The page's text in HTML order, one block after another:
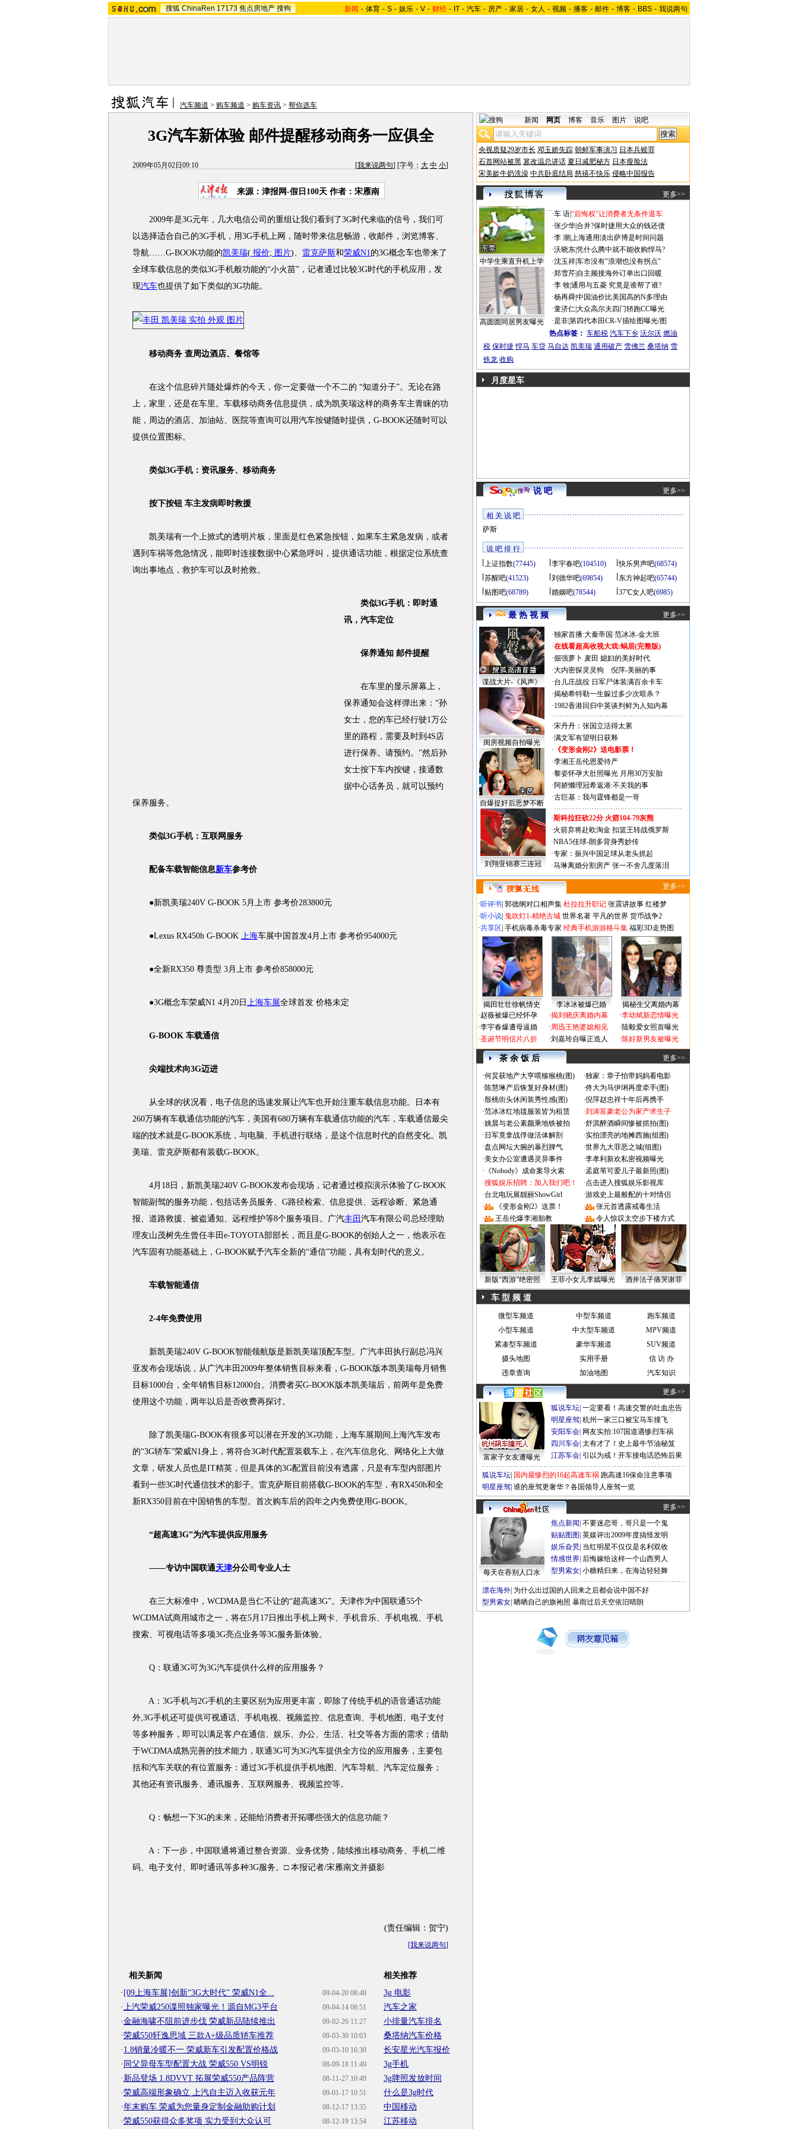
搜狐 ChinaRen 17173 焦点房地产 搜狗 新闻 - 体育 - S - 娱乐 - V - 财经 - IT - 汽车 - 房产 - 家居 - 女人 - 视频 - 播客 - 邮件 - 博客 - BBS - 我说两句
汽车频道 > 购车频道 > 购车资讯 > 帮你选车
3G汽车新体验 邮件提醒移动商务一应俱全
2009年05月02日09:10 [我来说两句] [字号： 大 中 小]
来源： 津报网-假日100天 作者：宋雁南
2009年是3G元年，几大电信公司的重组让我们看到了3G时代来临的信号，我们可
以选择适合自己的3G手机，用3G手机上网，随时带来信息畅游，收邮件，浏览博客、
导航……G-BOOK功能的凯美瑞( 报价; 图片)、 雷克萨斯和荣威N1的3G概念车也带来了
全球车载信息的类似3G手机般功能的“小火苗”，记者通过比较3G时代的手机应用，发
现汽车也提供了如下类似的3G功能。
移动商务 查周边酒店、餐馆等
在这个信息碎片随处爆炸的今天，你一定要做一个不二的 “知道分子”。无论在路
上，家里，还是在车里。车载移动商务信息提供，成为凯美瑞这样的商务车主青睐的功
能，周边的酒店、加油站、医院等查询可以用汽车按键随时提供，G-BOOK还随时可以
提供位置图标。
类似3G手机：资讯服务、移动商务
按下按钮 车主发病即时救援
凯美瑞有一个上掀式的透明片板，里面是红色紧急按钮，如果车主紧急发病，或者
遇到车祸等危急情况，能即时连接数据中心紧急呼叫，提供通话功能，根据定位系统查
询出事地点，救护车可以及时抢救。
类似3G手机：即时通
讯，汽车定位
保养通知 邮件提醒
在车里的显示屏幕上，
保养通知会这样弹出来：“孙
女士，您的车已经行驶1万公
里的路程，需要及时到4S店
进行保养。请预约。”然后孙
女士按下车内按键，接通数
据中心话务员，就可以预约
保养服务。
类似3G手机：互联网服务
配备车载智能信息新车参考价
●新凯美瑞240V G-BOOK 5月上市 参考价283800元
●Lexus RX450h G-BOOK 上海车展中国首发4月上市 参考价954000元
●全新RX350 尊贵型 3月上市 参考价858000元
●3G概念车荣威N1 4月20日 上海车展全球首发 价格未定
G-BOOK 车载通信
尖端技术向3G迈进
从全球的状况看，电子信息的迅速发展让汽车也开始注重车载信息功能。日本有
260万辆有车载通信功能的汽车，美国有680万辆有车载通信功能的汽车，车载通信最尖
端的技术就是G-BOOK系统，与电脑、手机进行联络，是这个信息时代的自然变化。凯
美瑞、雷克萨斯都有装载G-BOOK。
4月18日，新凯美瑞240V G-BOOK发布会现场，记者通过模拟演示体验了G-BOOK
智能副驾的服务功能，包括话务员服务、G路径检索、信息提供、远程诊断、紧急通
报、道路救援、被盗通知、远程维护等8个服务项目。广汽丰田 汽车有限公司总经理助
理友山茂树先生曾任丰田e-TOYOTA部部长，而且是G-BOOK的创始人之一，他表示在
汽车固有功能基础上，G-BOOK赋予汽车全新的“通信”功能，具有划时代的意义。
车载智能通信
2-4年免费使用
新凯美瑞240V G-BOOK智能领航版是新凯美瑞顶配车型。广汽丰田执行副总冯兴
亚发布会现场说，从广汽丰田2009年整体销售目标来看，G-BOOK版本凯美瑞每月销售
目标1000台，全年销售目标12000台。消费者买G-BOOK版本凯美瑞后，前两年是免费
使用这个功能，两年以后是否收费再探讨。
除了凯美瑞G-BOOK有很多可以潜在开发的3G功能，上海车展期间上海汽车发布
的“3G轿车”荣威N1身上，将符合3G时代配置装载车上，在汽车信息化、网络化上大做
文章，研发人员也是IT精英，但是具体的3G配置目前没有透露，只是有车型内部图片
看到一些3G时代通信技术的影子。雷克萨斯目前搭载G-BOOK的车型，有RX450h和全
新RX350目前在中国销售的车型。首次购车后的四年之内免费使用G-BOOK。
“超高速3G”为汽车提供应用服务
——专访中国联通天津分公司专业人士
在三大标准中，WCDMA是当仁不让的“超高速3G”。天津作为中国联通55个
WCDMA试商用城市之一，将在5月17日推出手机上网卡、手机音乐、手机电视、手机
搜索、可视电话等多项3G亮点业务等3G服务新体验。
Q：联通3G可为3G汽车提供什么样的应用服务？
A：3G手机与2G手机的主要区别为应用更丰富，即除了传统手机的语音通话功能
外,3G手机还可提供可视通话、手机电视、视频监控、信息查询、手机地图、电子支付
等多种服务，即可以满足客户在通信、娱乐、办公、生活、社交等各方面的需求；借助
于WCDMA成熟完善的技术能力，联通3G可为3G汽车提供全方位的应用服务，主要包
括和汽车关联的有位置服务：通过3G手机提供手机地图、汽车导航、汽车定位服务；
其他还有资讯服务、通讯服务、互联网服务、视频监控等。
Q：畅想一下3G的未来，还能给消费者开拓哪些强大的信息功能？
A：下一步，中国联通将通过整合资源、业务优势，陆续推出移动商务、手机二维
码、电子支付、即时通讯等多种3G服务。□ 本报记者/宋雁南文并摄影
(责任编辑：贺宁)
[我来说两句]
相关新闻
09-04-20 08:48
· [09上海车展]创新“3G大时代” 荣威N1全...
09-04-14 08:51
·上汽荣威250谍照独家曝光！源自MG3平台
09-02-26 11:27
·金融海啸不阻前进步伐 荣威新品陆续推出
09-03-30 10:03
·荣威550轩逸思域 三款A+级品质轿车推荐
09-03-10 16:30
· 1.8销量冷暖不一 荣威新车引发配置价格战
08-09-18 11:49
· 同父异母车型配置大战 荣威550 VS明锐
08-11-27 10:49
· 新品登场 1.8DVVT 拓展荣威550产品阵营
09-01-17 10:51
·荣威高端形象确立 上汽自主迈入收获元年
08-12-17 13:35
·年末购车 荣威为您量身定制金融助购计划
08-12-19 13:54
·荣威550获得众多奖项 实力受到大众认可
相关推荐
3g 电影
汽车之家
小排量汽车排名
桑塔纳汽车价格
长安星光汽车报价
3g手机
3g牌照发放时间
什么是3g时代
中国移动
江苏移动
新闻 网页 博客 音乐 图片 说吧
央视质疑29岁市长 邓玉娇失踪 朝鲜军事演习 日本兵赎罪
石首网站被黑 篡改温总讲话 夏日减肥秘方 日本瘦脸法
宋美龄牛奶洗澡 中共卧底结局 慈禧不快乐 侵略中国报告
更多>>
中学生乘直升机上学
高圆圆同居男友曝光
·车 语|"后悔权"让消费者无条件退车
·张少华|合并?保时捷用大众的钱还债
·李 潮 上海通用淡出萨博是时间问题
·沃晓东|凭什么腾中就不能收购悍马?
·沈玉祥|车市没有"浪潮也没有拐点"
·郑雪芹| 自主频接海外订单出口回暖
·李 牧|通用与五菱 究竟是谁帮了谁?
·杨再舜|中国油价比美国高的N多理由
·童济仁|大众高尔夫四门轿跑CC曝光
·是非|第四代本田CR-V描绘图曝光/图
热点标签： 车船税 汽车下乡 沃尔沃 燃油
税 保时捷 悍马 车贷 马自达 凯美瑞 通用破产 雪佛兰 桑塔纳 雪
铁龙 收购
月度星车
说 吧 更多>>
相 关 说 吧
萨斯
说 吧 排 行
上证指数(77445) 李宇春吧(104510) 快乐男声吧(68574)
苏醒吧(41523) 刘德华吧(69854) 东方神起吧(65744)
贴图吧(68789) 婚姻吧(78544) 37℃女人吧(6985)
最 热 视 频 更多>>
谍战大片-《风声》
闺房视频自拍曝光
自爆捉奸后恶梦不断
·独家首播:大秦帝国 范冰冰-金大班
·在线看超高收视大戏:蜗居(完整版)
·倔强萝卜 麦田 媳妇的美好时代
·大内密探灵灵狗
倪萍-美丽的事
·台儿庄战役 日军尸体装满百余卡车
·揭秘希特勒一生躲过多少次暗杀？
·1982香港回归中英谈判鲜为人知内幕
·宋丹丹：张国立活得太累
·满文军有望明日获释
· 《变形金刚2》送电影票！
·李湘王岳伦恩爱待产
·黎姿怀孕大肚照曝光 月用30万安胎
·阿娇懒理冠希返港:不关我的事
·古巨基：我与霆锋都是一哥
刘翔亚锦赛三连冠
·斯科拉狂砍22分 火箭104-79灰熊
·火箭弃将赴欧淘金 扣篮王转战俄罗斯
·NBA5佳球-朗多背身秀妙传
·专家：振兴中国足球从老头抓起
·马琳离婚分割房产 张一不舍几度落泪
更多>>
·听评书 郭德纲对口相声集 杜拉拉升职记 张震讲故事 红楼梦
·听小说 鬼吹灯1-精绝古城 世界名著 平凡的世界 货币战争2
·共享区 手机病毒杀毒专家 经典手机游游格斗集 福彩3D走势图
揭田壮壮徐帆情史 李冰冰被爆已婚
揭秘生父离婚内幕
·赵薇被爆已经怀孕
·李宇春爆遭母逼婚
·圣诞节明信片八折
·揭刘晓庆离婚内幕
·周迅王艳婆媳相见
·刘嘉玲自曝正造人
·李幼斌新恋情曝光
·陆毅爱女照首曝光
·陈好新男友被曝光
茶 余 饭 后 更多>>
·何炅获地产大亨喂猕猴桃(图) ·独家：章子怡带妈妈看电影
·陈慧琳产后恢复好身材(图) ·佟大为马伊琍再度牵手(图)
·殷桃街头休闲装秀性感(图) ·倪萍赵忠祥十年后再携手
·范冰冰红地毯服装皆为租赁 ·刘涛富豪老公为家产求生子
·姚晨与老公素颜乘地铁被拍 ·舒淇醉酒瞬间惨被抓拍(图)
· 日军竟拿战俘做活体解剖 ·实拍漂亮的地摊西施(组图)
·盘点网坛大腕的暴烈脾气 ·世界九大罪恶之城(组图)
·美女办公室遭遇灵异事件 ·李孝利新欢私密视频曝光
· 《Nobody》成命案导火索 ·孟庭苇可爱儿子最新照(图)
·搜狐娱乐招聘：加入我们吧！ ·点击进入搜狐娱乐影视库
·台北电玩展靓丽ShowGirl ·游戏史上最般配的十对情侣
·
《变形金刚2》送票！ ·
张元首透露戒毒生活
·
王岳伦爆李湘胎教 · 令人惊叹太空步下楼方式
新版“西游”绝密照 王菲小女儿李嫣曝光 酒井法子痛哭谢罪
车 型 频 道
微型车频道 中型车频道
跑车频道
小型车频道
中大型车频道
MPV频道
紧凑型车频道
豪华车频道
SUV频道
摄头地图
实用手册
信 访 办
违章查询
加油地图 汽车知识
更多>>
富家子女友遭曝光
狐说车坛 一定要看！高速交警的吐血忠告
明星座驾 杭州一家三口被宝马车撞飞
安阳车会 网友实拍:107国道遇惨烈车祸
四川车会 太有才了！史上最牛节油秘笈
江苏车会 引以为戒！开车接电话恐怖后果
狐说车坛 国内最惨烈的16起高速车祸 跑高速16保命注意事项
明星座驾 谁的座驾更奢华？各国领导人座驾一览
更多>>
每天在吞别人口水
焦点新闻 不要迷恋哥，哥只是一个鬼
贴贴图图 英媒评出2009年度搞怪发明
娱乐旮旯 当红明星不仅仅是名利双收
情感世界 后悔嫁给这样一个山西男人
型男索女 小糖精归来，在海边轻轻舞
漂在海外 为什么出过国的人回来之后都会说中国不好
型男索女 晒晒自己的旗袍照 暴雨过后天空依旧晴朗